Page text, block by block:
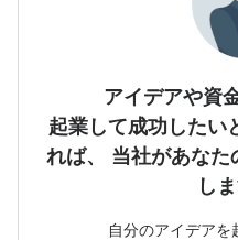
アイデアや資
起業して成功したい
れば、
当社があなた
し
自分のアイデアを